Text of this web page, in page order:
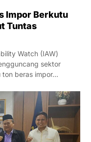
Impor Berkutu
Tuntas
Watch (IAW)
sektor
ton beras impor…